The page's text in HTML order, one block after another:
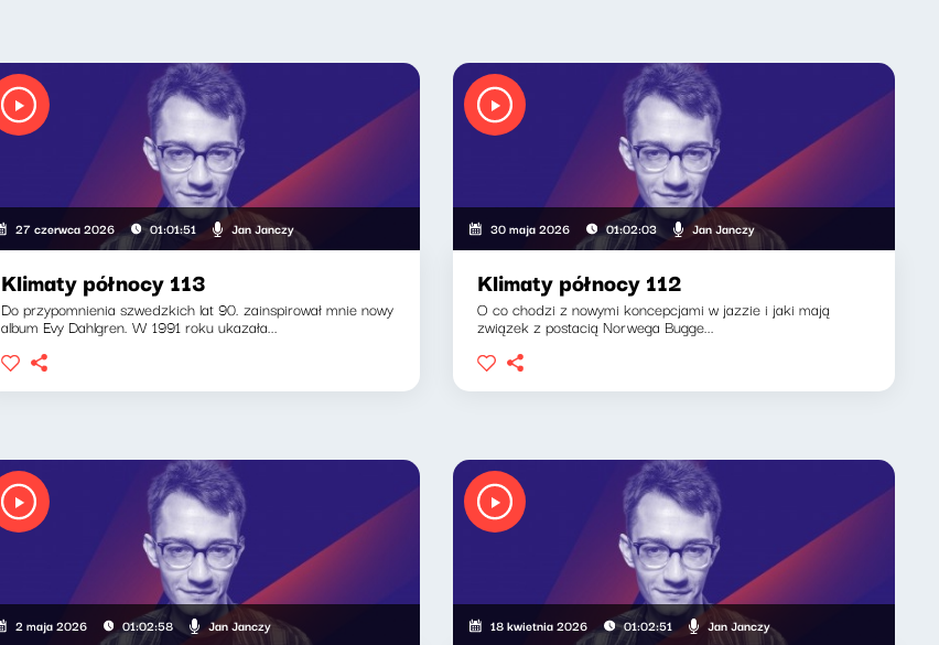
27 czerwca 2026 01:01:51 Jan Janczy
Klimaty północy 113
Do przypomnienia szwedzkich lat 90. zainspirował mnie nowy
album Evy Dahlgren. W 1991 roku ukazała...
30 maja 2026 01:02:03 Jan Janczy
Klimaty północy 112
O co chodzi z nowymi koncepcjami w jazzie i jaki mają
związek z postacią Norwega Bugge...
2 maja 2026 01:02:58 Jan Janczy 18 kwietnia 2026 01:02:51 Jan Janczy